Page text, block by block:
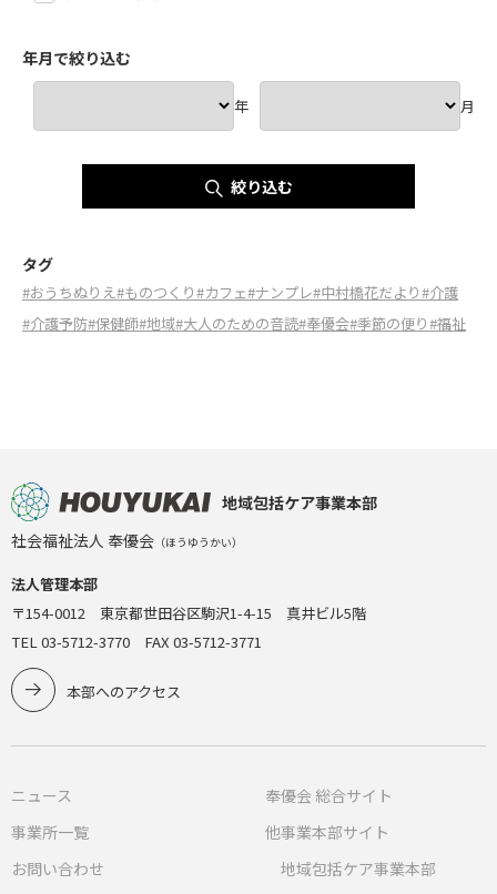
年月で絞り込む
年 月
絞り込む
タグ
#おうちぬりえ#ものつくり#カフェ#ナンプレ#中村橋花だより#介護
#介護予防#保健師#地域#大人のための音読#奉優会#季節の便り#福祉
地域包括ケア事業本部
社会福祉法人 奉優会 （ほうゆうかい）
法人管理本部
〒154-0012 東京都世田谷区駒沢1-4-15 真井ビル5階
TEL 03-5712-3770 FAX 03-5712-3771
本部へのアクセス
ニュース
事業所一覧
お問い合わせ
奉優会 総合サイト
他事業本部サイト
地域包括ケア事業本部